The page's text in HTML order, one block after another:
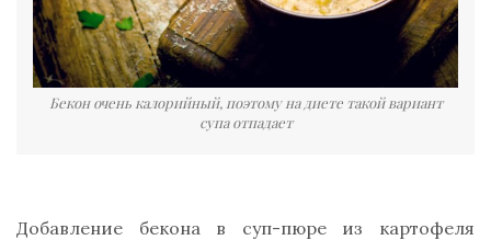
Бекон очень калорийный, поэтому на диете такой вариант
супа отпадает
Добавление бекона в суп-пюре из картофеля